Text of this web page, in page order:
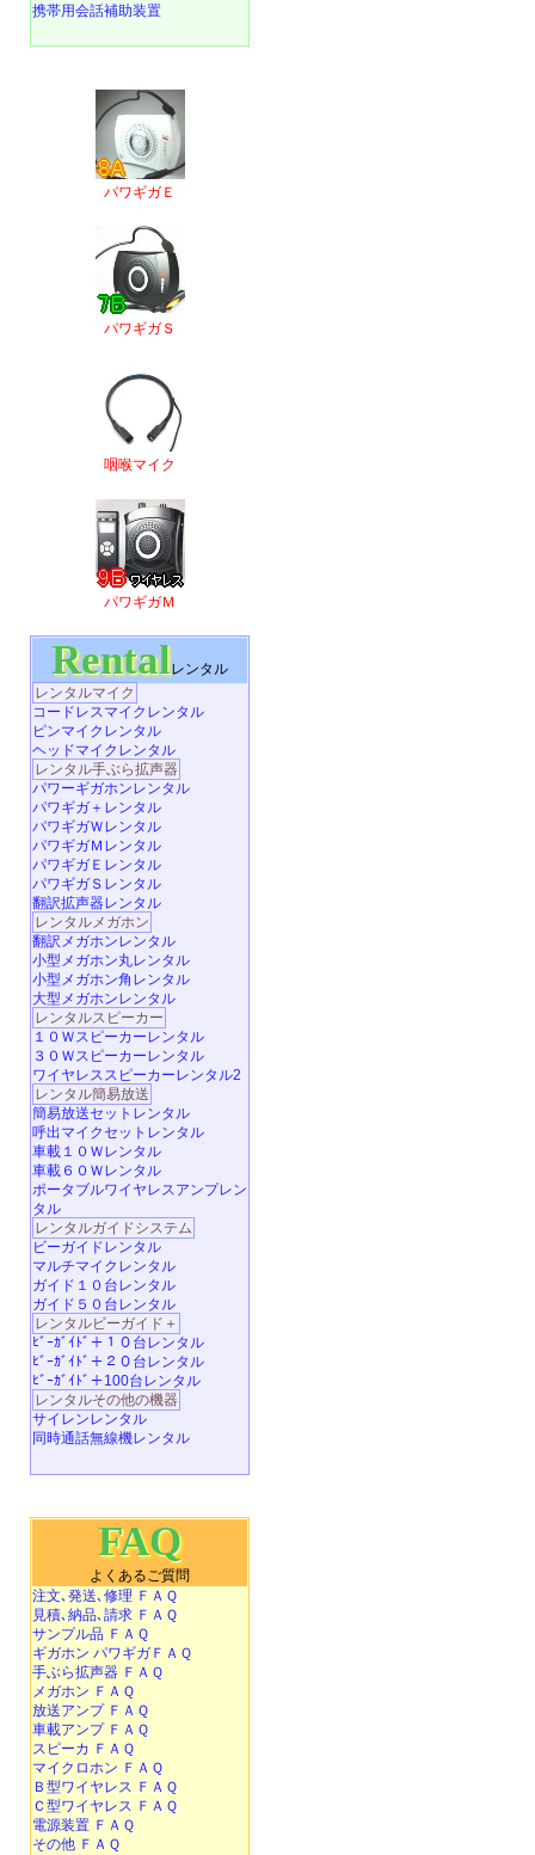
携帯用会話補助装置
パワギガＥ
パワギガＳ
咽喉マイク
パワギガＭ
Rentalレンタル
レンタルマイク
コードレスマイクレンタル
ピンマイクレンタル
ヘッドマイクレンタル
レンタル手ぶら拡声器
パワーギガホンレンタル
パワギガ＋レンタル
パワギガＷレンタル
パワギガＭレンタル
パワギガＥレンタル
パワギガＳレンタル
翻訳拡声器レンタル
レンタルメガホン
翻訳メガホンレンタル
小型メガホン丸レンタル
小型メガホン角レンタル
大型メガホンレンタル
レンタルスピーカー
１０Ｗスピーカーレンタル
３０Ｗスピーカーレンタル
ワイヤレススピーカーレンタル2
レンタル簡易放送
簡易放送セットレンタル
呼出マイクセットレンタル
車載１０Ｗレンタル
車載６０Ｗレンタル
ポータブルワイヤレスアンプレン
タル
レンタルガイドシステム
ビーガイドレンタル
マルチマイクレンタル
ガイド１０台レンタル
ガイド５０台レンタル
レンタルビーガイド＋
ﾋﾞｰｶﾞｲﾄﾞ＋１０台レンタル
ﾋﾞｰｶﾞｲﾄﾞ＋２０台レンタル
ﾋﾞｰｶﾞｲﾄﾞ＋100台レンタル
レンタルその他の機器
サイレンレンタル
同時通話無線機レンタル
FAQ
よくあるご質問
注文､発送､修理 ＦＡＱ
見積､納品､請求 ＦＡＱ
サンプル品 ＦＡＱ
ギガホン パワギガＦＡＱ
手ぶら拡声器 ＦＡＱ
メガホン ＦＡＱ
放送アンプ ＦＡＱ
車載アンプ ＦＡＱ
スピーカ ＦＡＱ
マイクロホン ＦＡＱ
Ｂ型ワイヤレス ＦＡＱ
Ｃ型ワイヤレス ＦＡＱ
電源装置 ＦＡＱ
その他 ＦＡＱ